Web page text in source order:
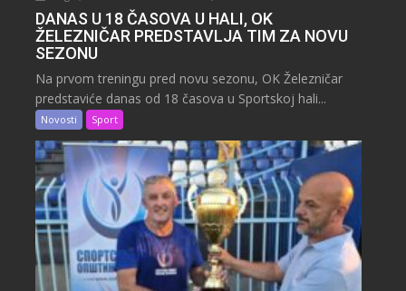
DANAS U 18 ČASOVA U HALI, OK
ŽELEZNIČAR PREDSTAVLJA TIM ZA NOVU
SEZONU
Na prvom treningu pred novu sezonu, OK Železničar
predstaviće danas od 18 časova u Sportskoj hali...
Novosti Sport